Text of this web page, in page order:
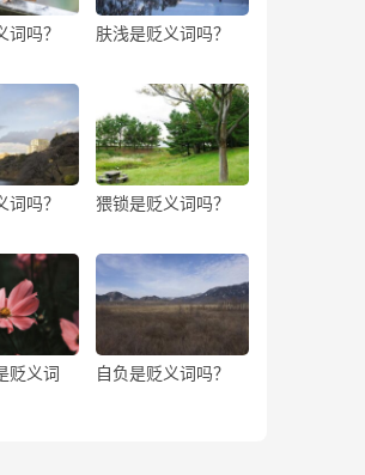
词吗？ 肤浅是贬义词吗？
词吗？ 猥锁是贬义词吗？
贬义词
自负是贬义词吗？